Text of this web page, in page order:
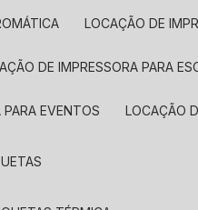
LOCAÇÃO DE
DE IMPRESSORA PARA
PARA EVENTOS LOCAÇÃO